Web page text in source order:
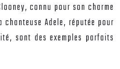
connu pour son charme
Adele, réputée pour
sont des exemples parfaits